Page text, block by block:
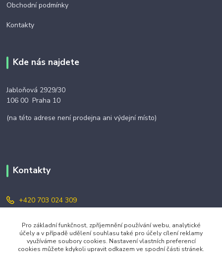
Obchodní podmínky
Kontakty
Kde nás najdete
Jabloňová 2929/30
106 00 Praha 10
(na této adrese není prodejna ani výdejní místo)
Kontakty
+420 703 024 309
objednavky@zavazuj.cz
Pro základní funkčnost, zpříjemnění používání webu, analytické
účely a v případě udělení souhlasu také pro účely cílení reklamy
využíváme soubory cookies. Nastavení vlastních preferencí
cookies můžete kdykoli upravit odkazem ve spodní části stránek.